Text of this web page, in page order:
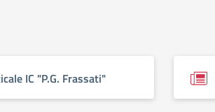
IC "P.G. Frassati"